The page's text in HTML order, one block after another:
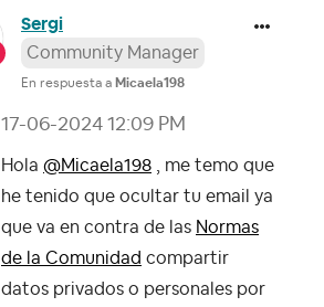
Sergi
Community Manager
En respuesta a Micaela198
‎17-06-2024 12:09 PM
Hola @Micaela198 , me temo que
he tenido que ocultar tu email ya
que va en contra de las Normas
de la Comunidad compartir
datos privados o personales por